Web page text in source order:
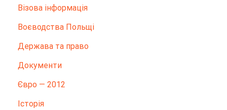
Візова інформація
Воєводства Польщі
Держава та право
Документи
Євро — 2012
Історія